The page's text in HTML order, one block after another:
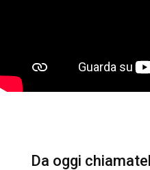
Da oggi